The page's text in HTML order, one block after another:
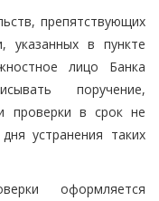
препятствующих
указанных в пункте
лицо Банка
поручение,
проверки в срок не
устранения таких
оформляется